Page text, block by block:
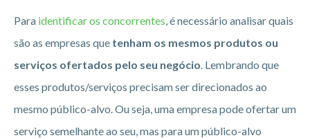
Para identificar os concorrentes, é necessário analisar quais
são as empresas que tenham os mesmos produtos ou
serviços ofertados pelo seu negócio. Lembrando que
esses produtos/serviços precisam ser direcionados ao
mesmo público-alvo. Ou seja, uma empresa pode ofertar um
serviço semelhante ao seu, mas para um público-alvo